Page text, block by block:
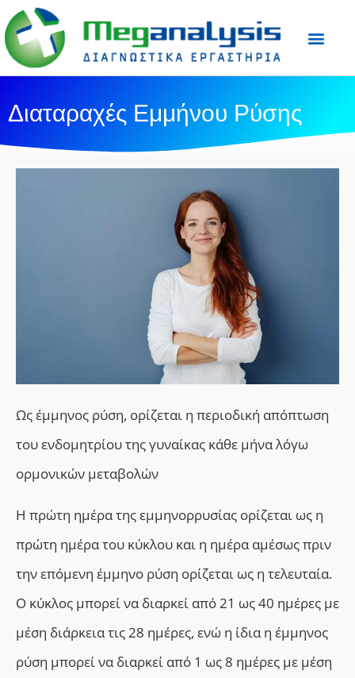
Διαταραχές Εμμήνου Ρύσης
Ως έμμηνος ρύση, ορίζεται η περιοδική απόπτωση
του ενδομητρίου της γυναίκας κάθε μήνα λόγω
ορμονικών μεταβολών
Η πρώτη ηµέρα της εµµηνορρυσίας ορίζεται ως η
πρώτη ηµέρα του κύκλου και η ηµέρα αµέσως πριν
την επόµενη έµµηνο ρύση ορίζεται ως η τελευταία.
Ο κύκλος µπορεί να διαρκεί από 21 ως 40 ηµέρες µε
µέση διάρκεια τις 28 ηµέρες, ενώ η ίδια η έµµηνος
ρύση µπορεί να διαρκεί από 1 ως 8 ηµέρες µε µέση